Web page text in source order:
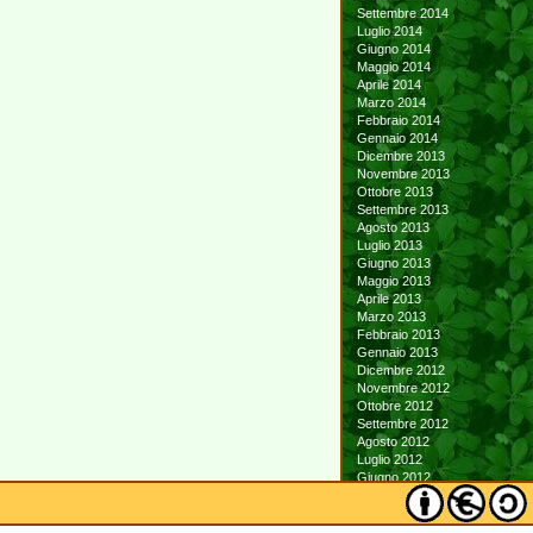
Settembre 2014
Luglio 2014
Giugno 2014
Maggio 2014
Aprile 2014
Marzo 2014
Febbraio 2014
Gennaio 2014
Dicembre 2013
Novembre 2013
Ottobre 2013
Settembre 2013
Agosto 2013
Luglio 2013
Giugno 2013
Maggio 2013
Aprile 2013
Marzo 2013
Febbraio 2013
Gennaio 2013
Dicembre 2012
Novembre 2012
Ottobre 2012
Settembre 2012
Agosto 2012
Luglio 2012
Giugno 2012
Maggio 2012
Aprile 2012